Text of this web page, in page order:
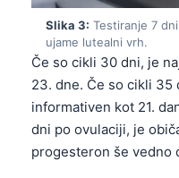
Slika 3: Testiranje 7
ujame lutealni vrh.
Če so cikli 30 dni, je
23. dne. Če so cikli 35
informativen kot 21.
dni po ovulaciji, je
progesteron še vedno